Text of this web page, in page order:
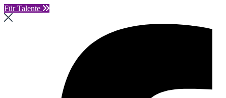
Für Talente